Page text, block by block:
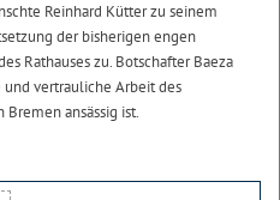
Reinhard Kütter zu seinem
der bisherigen engen
Rathauses zu. Botschafter Baeza
vertrauliche Arbeit des
Bremen ansässig ist.